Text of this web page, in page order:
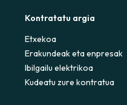
Kontratatu argia
Etxekoa
Erakundeak eta enpresak
Ibilgailu elektrikoa
Kudeatu zure kontratua